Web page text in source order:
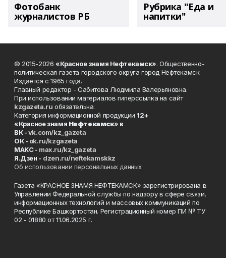
Фотобанк
журналистов РБ
Рубрика "Еда и
напитки"
© 2015-2026 «Красное знамя Нефтекамск». Общественно-
политическая газета городского округа город Нефтекамск.
Издаётся с 1965 года.
Главный редактор - Сабитова Людмила Валерьяновна.
При использовании материалов гиперссылка на сайт
kzgazeta.ru обязательна.
Категория информационной продукции 12+
«Красное знамя Нефтекамск» в
ВК -vk.com/kz_gazeta
ОК - ok.ru/kzgazeta
MAKC - max.ru/kz_gazeta
Я.Дзен - dzen.ru/neftekamskkz
Об использовании персональных данных
Газета «КРАСНОЕ ЗНАМЯ НЕФТЕКАМСК» зарегистрирована в
Управлении Федеральной службы по надзору в сфере связи,
информационных технологий и массовых коммуникаций по
Республике Башкортостан. Регистрационный номер ПИ № ТУ
02 - 01880 от 11.06.2025 г.